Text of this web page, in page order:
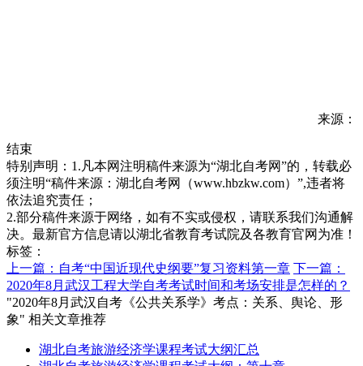
来源：
结束
特别声明：1.凡本网注明稿件来源为“湖北自考网”的，转载必
须注明“稿件来源：湖北自考网（www.hbzkw.com）”,违者将
依法追究责任；
2.部分稿件来源于网络，如有不实或侵权，请联系我们沟通解
决。最新官方信息请以湖北省教育考试院及各教育官网为准！
标签：
上一篇：自考“中国近现代史纲要”复习资料第一章 下一篇：
2020年8月武汉工程大学自考考试时间和考场安排是怎样的？
"2020年8月武汉自考《公共关系学》考点：关系、舆论、形
象" 相关文章推荐
湖北自考旅游经济学课程考试大纲汇总